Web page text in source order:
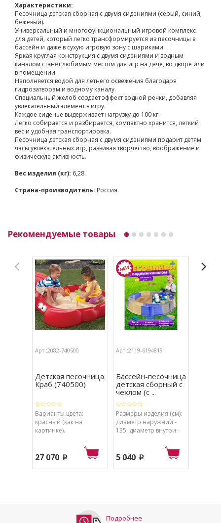
Характеристики:
Песочница детская сборная с двумя сидениями (серый, синий,
бежевый).
Универсальный и многофункциональный игровой комплекс
для детей, который легко трансформируется из песочницы в
бассейн и даже в сухую игровую зону с шариками.
Яркая круглая конструкция с двумя сидениями и водным
каналом станет любимым местом для игр на даче, во дворе или
в помещении.
Наполняется водой для летнего освежения благодаря
гидрозатворам и водному каналу.
Специальный желоб создает эффект водной речки, добавляя
увлекательный элемент в игру.
Каждое сиденье выдерживает нагрузку до 100 кг.
Легко собирается и разбирается, компактно хранится, легкий
вес и удобная транспортировка.
Песочница детская сборная с двумя сидениями подарит детям
часы увлекательных игр, развивая творчество, воображение и
физическую активность.
Вес изделия (кг): 6,28.
Страна-производитель: Россия.
Рекомендуемые товары
Арт.:2082-740500
Детская песочница
Краб (740500)
Варианты цвета:
красный (как на
картинке).
27 070 p
Арт.:2119-6194819
Бассейн-песочница
детская сборный с
чехлом (с ...
Размеры изделия (см):
диаметр наружний -
135, диаметр внутри -
5 040 p
Подробнее